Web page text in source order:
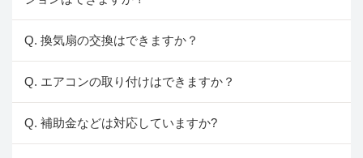
Q. 換気扇の交換はできますか？
Q. エアコンの取り付けはできますか？
Q. 補助金などは対応していますか?